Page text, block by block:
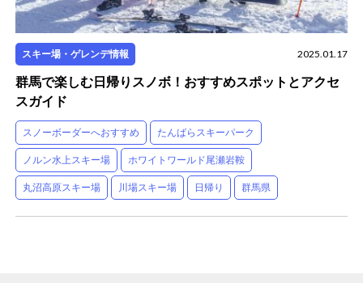
群馬で楽しむ日帰りスノボ！おすすめスポットとアクセ
スガイド
スキー場・ゲレンデ情報 2025.01.17
スノーボーダーへおすすめ たんばらスキーパーク
ノルン水上スキー場 ホワイトワールド尾瀬岩鞍
丸沼高原スキー場 川場スキー場 日帰り 群馬県